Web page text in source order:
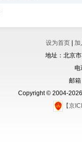
设为首页 加
地址：北京
电
邮
Copyright © 2004-
【京